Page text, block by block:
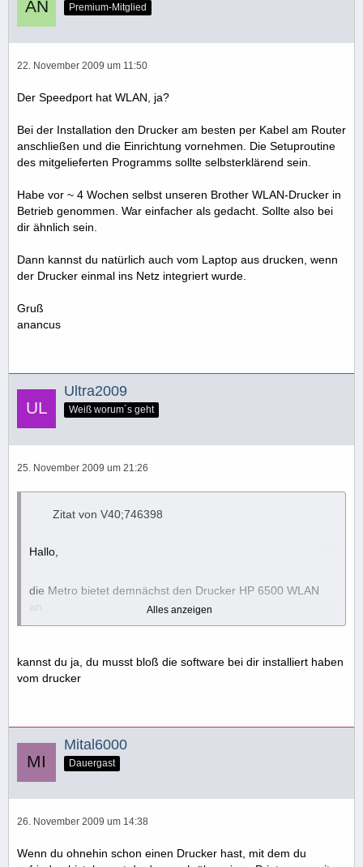
Premium-Mitglied
22. November 2009 um 11:50
Der Speedport hat WLAN, ja?
Bei der Installation den Drucker am besten per Kabel am Router
anschließen und die Einrichtung vornehmen. Die Setuproutine
des mitgelieferten Programms sollte selbsterklärend sein.
Habe vor ~ 4 Wochen selbst unseren Brother WLAN-Drucker in
Betrieb genommen. War einfacher als gedacht. Sollte also bei
dir ähnlich sein.
Dann kannst du natürlich auch vom Laptop aus drucken, wenn
der Drucker einmal ins Netz integriert wurde.
Gruß
anancus
Ultra2009
Weiß worum´s geht
25. November 2009 um 21:26
Zitat von V40;746398
Hallo,
die Metro bietet demnächst den Drucker HP 6500 WLAN
an.
und meine Frage gilt der Installation.
Kann ich vom Laptop aus über diesen Router den Drucker
'anprechen' ?
Alles anzeigen
kannst du ja, du musst bloß die software bei dir installiert haben
vom drucker
Mital6000
Dauergast
26. November 2009 um 14:38
Wenn du ohnehin schon einen Drucker hast, mit dem du